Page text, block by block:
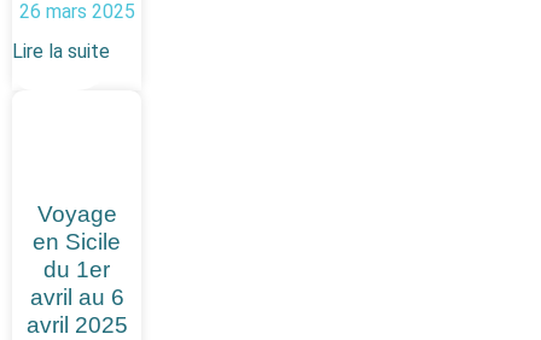
26 mars 2025
Lire la suite
Voyage
en Sicile
du 1er
avril au 6
avril 2025